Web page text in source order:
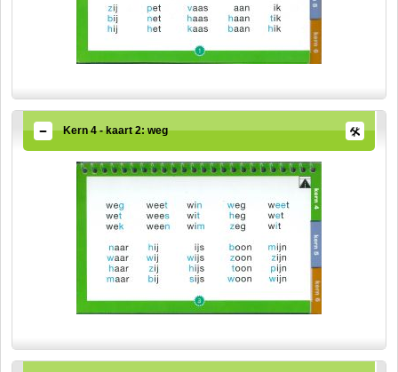
Kern 4 - kaart 2: weg